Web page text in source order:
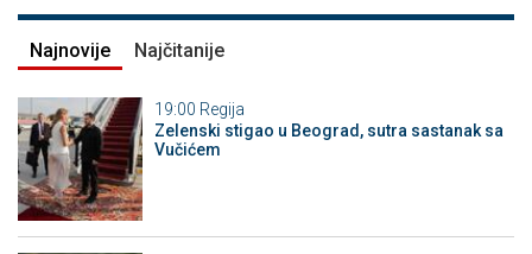
Najnovije Najčitanije
19:00 Regija
Zelenski stigao u Beograd, sutra sastanak sa
Vučićem